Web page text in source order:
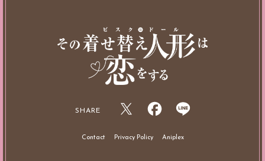
SHARE
Contact Privacy Policy Aniplex